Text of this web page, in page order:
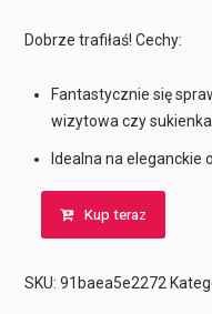
Dobrze trafiłaś! Cechy:
Fantastycznie się
wizytowa czy
Idealna na eleganckie
Kup teraz
SKU: 91baea5e2272